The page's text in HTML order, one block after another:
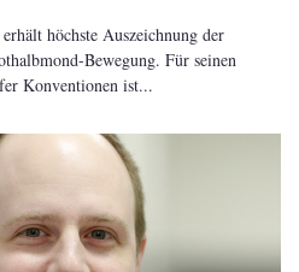
höchste Auszeichnung der
Bewegung. Für seinen
Konventionen ist